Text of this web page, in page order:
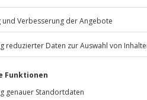
Jochen SchweizerGmbH
Mühldorfstraße 8
81671
außer an bundesweiten